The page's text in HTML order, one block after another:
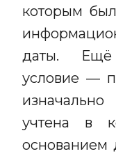
которым
даты. Ещё
условие —
учтена в
основанием